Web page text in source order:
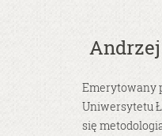
Emerytowany
Uniwersytetu
się